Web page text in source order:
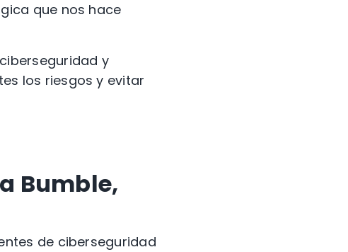
que nos hace
y
los riesgos y evitar
Bumble,
de ciberseguridad